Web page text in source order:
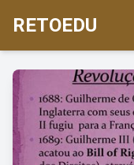
RETOEDU